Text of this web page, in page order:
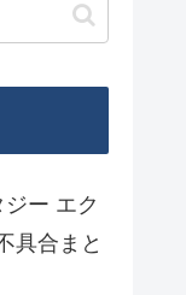
ー エク
具合まと